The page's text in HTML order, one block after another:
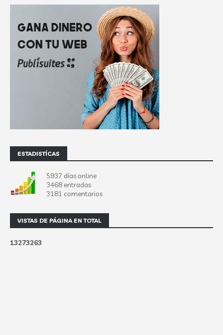
ESTADISTÍCAS
5937 días online
3468 entradas
3181 comentarios
VISTAS DE PÁGINA EN TOTAL
13273263